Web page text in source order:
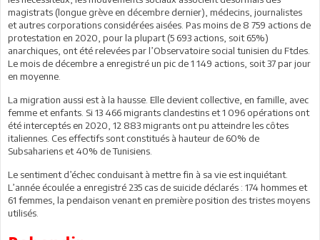
magistrats (longue grève en décembre dernier), médecins, journalistes
et autres corporations considérées aisées. Pas moins de 8 759 actions de
protestation en 2020, pour la plupart (5 693 actions, soit 65%)
anarchiques, ont été relevées par l’Observatoire social tunisien du Ftdes.
Le mois de décembre a enregistré un pic de 1 149 actions, soit 37 par jour
en moyenne.
La migration aussi est à la hausse. Elle devient collective, en famille, avec
femme et enfants. Si 13 466 migrants clandestins et 1 096 opérations ont
été interceptés en 2020, 12 883 migrants ont pu atteindre les côtes
italiennes. Ces effectifs sont constitués à hauteur de 60% de
Subsahariens et 40% de Tunisiens.
Le sentiment d’échec conduisant à mettre fin à sa vie est inquiétant.
L’année écoulée a enregistré 235 cas de suicide déclarés : 174 hommes et
61 femmes, la pendaison venant en première position des tristes moyens
utilisés.